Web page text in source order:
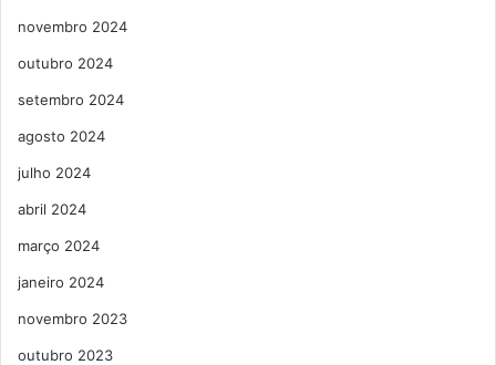
novembro 2024
outubro 2024
setembro 2024
agosto 2024
julho 2024
abril 2024
março 2024
janeiro 2024
novembro 2023
outubro 2023